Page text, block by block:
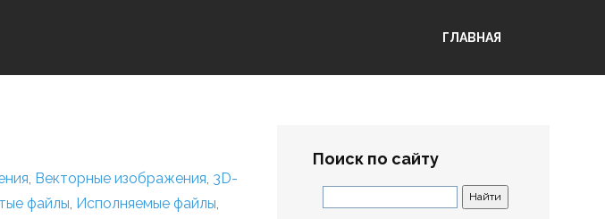
ГЛАВНАЯ
, Векторные изображения, 3D-
файлы, Исполняемые файлы,
Поиск по сайту